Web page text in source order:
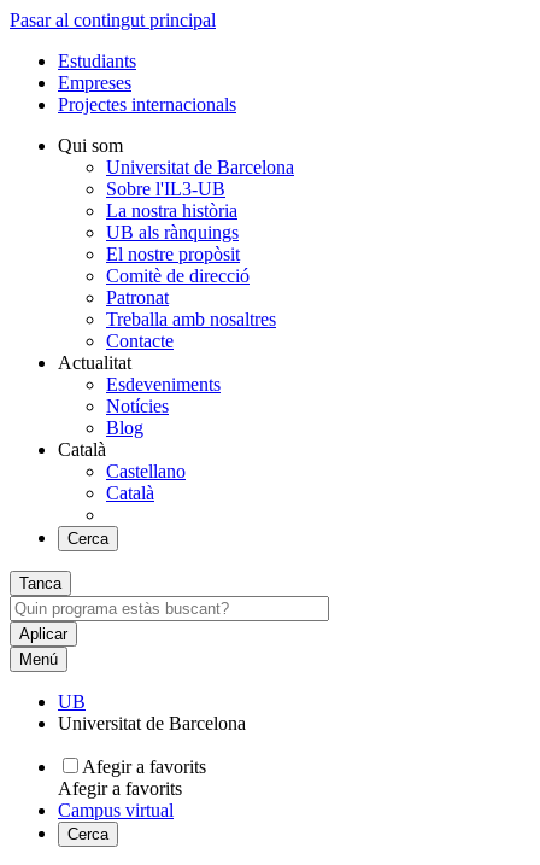
Pasar al contingut principal
Estudiants
Empreses
Projectes internacionals
Qui som
Universitat de Barcelona
Sobre l'IL3-UB
La nostra història
UB als rànquings
El nostre propòsit
Comitè de direcció
Patronat
Treballa amb nosaltres
Contacte
Actualitat
Esdeveniments
Notícies
Blog
Català
Castellano
Català
Cerca
Tanca
Menú
UB
Universitat de Barcelona
Afegir a favorits
Afegir a favorits
Campus virtual
Cerca